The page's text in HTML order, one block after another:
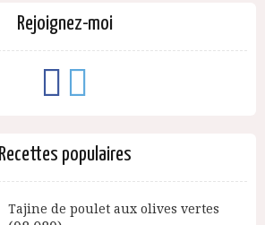
Rejoignez-moi
Recettes populaires
Tajine de poulet aux olives vertes